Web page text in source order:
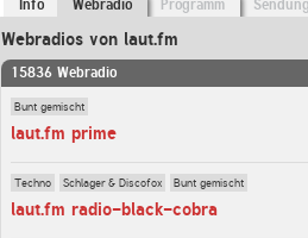
Info Webradio Programm
Webradios von laut.fm
15836 Webradio
Bunt gemischt
laut.fm prime
Techno Schlager & Discofox Bunt gemischt
laut.fm radio-black-cobra